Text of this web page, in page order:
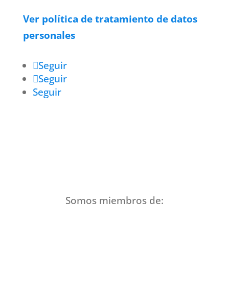
Ver política de tratamiento de datos
personales
Seguir
Seguir
Seguir
Somos miembros de: